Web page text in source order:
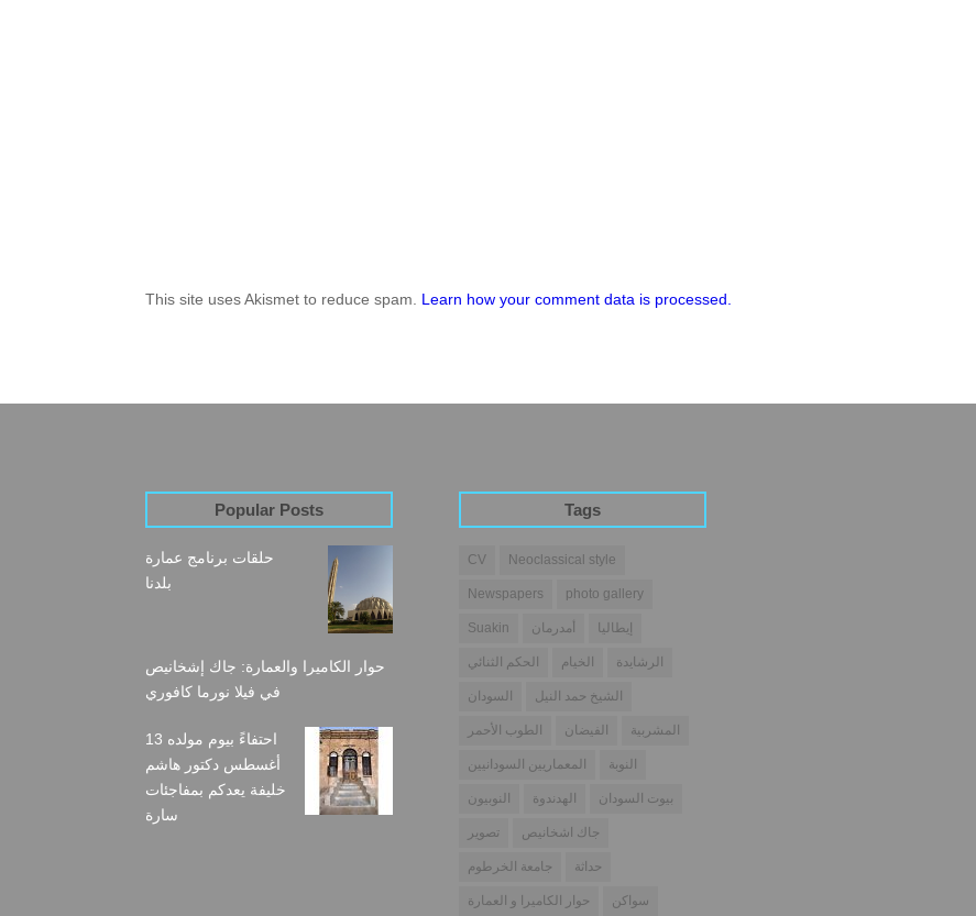
This site uses Akismet to reduce spam. Learn how your comment data is processed.
Popular Posts
حلقات برنامج عمارة
بلدنا
حوار الكاميرا والعمارة: جاك إشخانيص
في فيلا نورما كافوري
احتفاءً بيوم مولده 13
أغسطس دكتور هاشم
خليفة يعدكم بمفاجئات
سارة
Tags
CV Neoclassical style
Newspapers photo gallery
Suakin أمدرمان إيطاليا
الحكم الثنائي الخيام الرشايدة
السودان الشيخ حمد النيل
الطوب الأحمر الفيضان المشربية
المعماريين السودانيين النوبة
النوبيون الهدندوة بيوت السودان
تصوير جاك اشخانيص
جامعة الخرطوم حداثة
حوار الكاميرا و العمارة سواكن